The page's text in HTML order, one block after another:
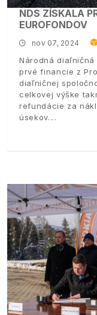
NDS ZÍSKALA
EUROFONDOV
nov 07, 2024
Národná
prvé financie z
diaľničnej
celkovej výške
refundácie za
úsekov.